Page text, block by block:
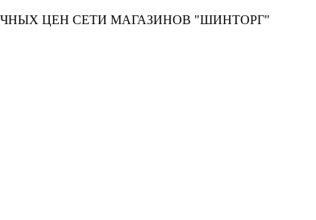
ЦЕН СЕТИ МАГАЗИНОВ "ШИНТОРГ"